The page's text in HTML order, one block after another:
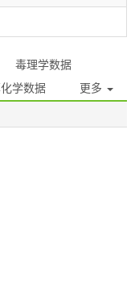
毒理学数据
学数据 更多